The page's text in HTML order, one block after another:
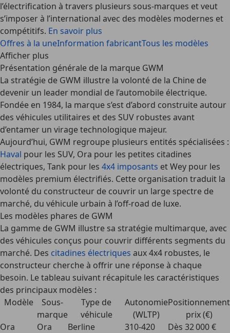
l’électrification à travers plusieurs sous-marques et veut
s’imposer à l’international avec des modèles modernes et
compétitifs. En savoir plus
Offres à la uneInformation fabricantTous les modèles
Afficher plus
Présentation générale de la marque GWM
La stratégie de GWM illustre la volonté de la Chine de
devenir un leader mondial de l’automobile électrique.
Fondée en 1984, la marque s’est d’abord construite autour
des véhicules utilitaires et des SUV robustes avant
d’entamer un virage technologique majeur.
Aujourd’hui, GWM regroupe plusieurs entités spécialisées :
Haval pour les SUV, Ora pour les petites citadines
électriques, Tank pour les 4x4 imposants et Wey pour les
modèles premium électrifiés. Cette organisation traduit la
volonté du constructeur de couvrir un large spectre de
marché, du véhicule urbain à l’off-road de luxe.
Les modèles phares de GWM
La gamme de GWM illustre sa stratégie multimarque, avec
des véhicules conçus pour couvrir différents segments du
marché. Des citadines électriques aux 4x4 robustes, le
constructeur cherche à offrir une réponse à chaque
besoin. Le tableau suivant récapitule les caractéristiques
des principaux modèles :
Modèle
Sous-
marque
Type de
véhicule
Autonomie
(WLTP)
Positionnement
prix (€)
Ora
Ora
Berline
310-420
Dès 32 000 €